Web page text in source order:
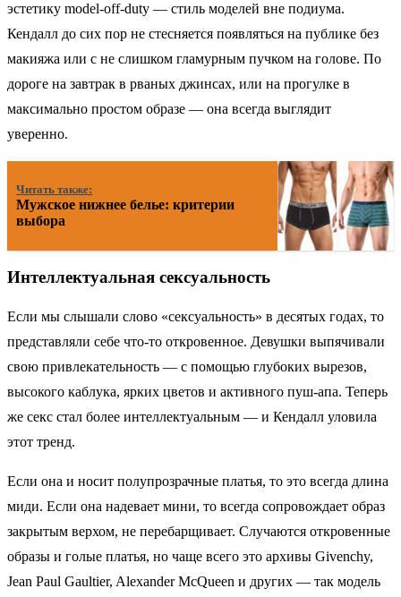
эстетику model-off-duty — стиль моделей вне подиума.
Кендалл до сих пор не стесняется появляться на публике без
макияжа или с не слишком гламурным пучком на голове. По
дороге на завтрак в рваных джинсах, или на прогулке в
максимально простом образе — она всегда выглядит
уверенно.
Читать также:
Мужское нижнее белье: критерии
выбора
Интеллектуальная сексуальность
Если мы слышали слово «сексуальность» в десятых годах, то
представляли себе что-то откровенное. Девушки выпячивали
свою привлекательность — с помощью глубоких вырезов,
высокого каблука, ярких цветов и активного пуш-апа. Теперь
же секс стал более интеллектуальным — и Кендалл уловила
этот тренд.
Если она и носит полупрозрачные платья, то это всегда длина
миди. Если она надевает мини, то всегда сопровождает образ
закрытым верхом, не перебарщивает. Случаются откровенные
образы и голые платья, но чаще всего это архивы Givenchy,
Jean Paul Gaultier, Alexander McQueen и других — так модель